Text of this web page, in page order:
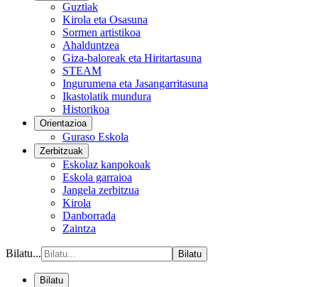
Guztiak
Kirola eta Osasuna
Sormen artistikoa
Ahalduntzea
Giza-baloreak eta Hiritartasuna
STEAM
Ingurumena eta Jasangarritasuna
Ikastolatik mundura
Historikoa
Orientazioa
Guraso Eskola
Zerbitzuak
Eskolaz kanpokoak
Eskola garraioa
Jangela zerbitzua
Kirola
Danborrada
Zaintza
Bilatu... Bilatu
Bilatu